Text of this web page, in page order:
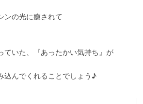
ンの光に癒されて
ていた、『あったかい気持ち』が
込んでくれることでしょう♪